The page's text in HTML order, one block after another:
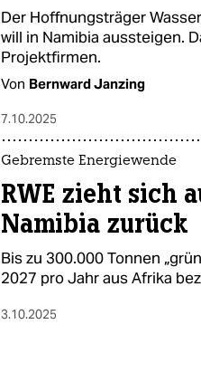
Der Hoffnungsträger
will in Namibia aussteigen.
Projektfirmen.
Von Bernward Janzing
7.10.2025
Gebremste Energiewende
RWE zieht sich
Namibia zurück
Bis zu 300.000 Tonnen
2027 pro Jahr aus Afrika
3.10.2025